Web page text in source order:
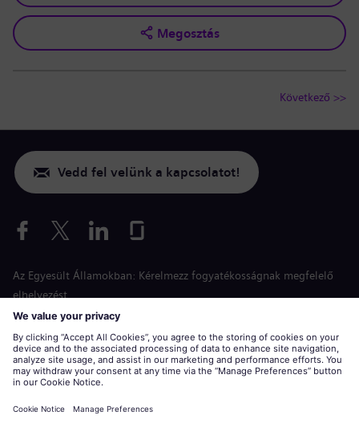
Megosztás
Következő >>
Vedd fel velünk a kapcsolatot!
Az Egyesült Államokban: Kérelmezz fogyatékosságnak megfelelő
elhelyezést
Esélyegyenlőség a jelentkezés során
siemens-energy.comGlobális weboldal
Vállalati információk
Adatvédelmi nyilatkozat